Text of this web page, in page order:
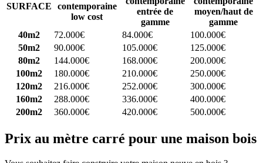
SURFACE
contemporaine
low cost
entrée de
gamme
moyen/haut de
gamme
40m2
72.000€ 84.000€
100.000€
50m2
90.000€ 105.000€
125.000€
80m2
144.000€ 168.000€
200.000€
100m2
180.000€ 210.000€
250.000€
120m2
216.000€ 252.000€
300.000€
160m2
288.000€ 336.000€
400.000€
200m2
360.000€ 420.000€ 500.000€
Prix au mètre carré pour une maison bois